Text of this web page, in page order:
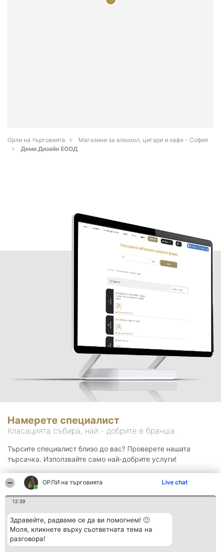
ОРЛИ на търговията Live chat
12:39
Здравейте, радваме се да ви помогнем! 🙂
Моля, кликнете върху съответната тема на
разговора!
Орли на търговията
Магазини за алкохол, цигари и кафе - София
Деми Дизайн ЕООД
Намерете специалист
Класацията събира, най - добрите в бранша.
Търсите специалист близо до вас? Проверете нашата
търсачка. Използвайте само най-добрите услуги!